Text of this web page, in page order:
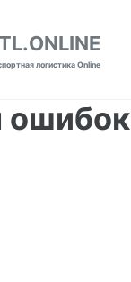
логистика Online
ошибок